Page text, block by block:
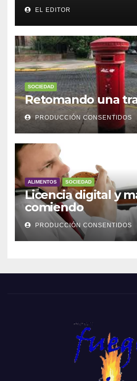
EL EDITOR
SOCIEDAD
Retomando una
PRODUCCIÓN CONSENTIDOS
ALIMENTOS SOCIEDAD
Licencia digital y
comiendo
PRODUCCIÓN CONSENTIDOS